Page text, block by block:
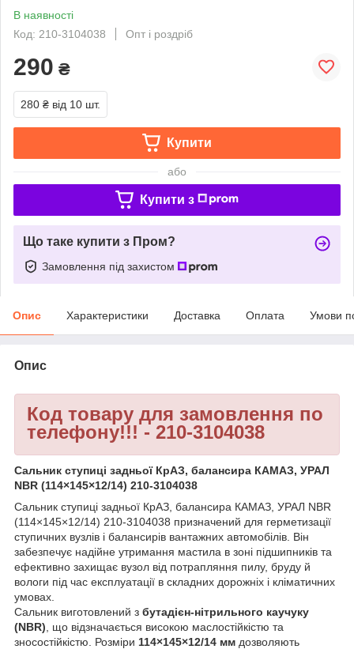
В наявності
Код: 210-3104038
Опт і роздріб
290 ₴
280 ₴ від 10 шт.
Купити
або
Купити з
Що таке купити з Пром?
Замовлення під захистом
Опис Характеристики Доставка Оплата Умови
Опис
Код товару для замовлення по
телефону!!! - 210-3104038
Сальник ступиці задньої КрАЗ, балансира КАМАЗ, УРАЛ
NBR (114×145×12/14) 210-3104038
Сальник ступиці задньої КрАЗ, балансира КАМАЗ, УРАЛ NBR
(114×145×12/14) 210-3104038 призначений для герметизації
ступичних вузлів і балансирів вантажних автомобілів. Він
забезпечує надійне утримання мастила в зоні підшипників та
ефективно захищає вузол від потрапляння пилу, бруду й
вологи під час експлуатації в складних дорожніх і кліматичних
умовах.
Сальник виготовлений з бутадієн-нітрильного каучуку
(NBR) , що відзначається високою маслостійкістю та
зносостійкістю. Розміри 114×145×12/14 мм дозволяють